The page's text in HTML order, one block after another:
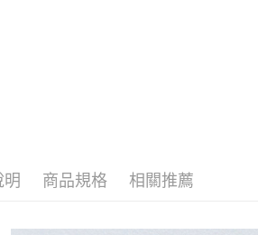
明 商品規格 相關推薦